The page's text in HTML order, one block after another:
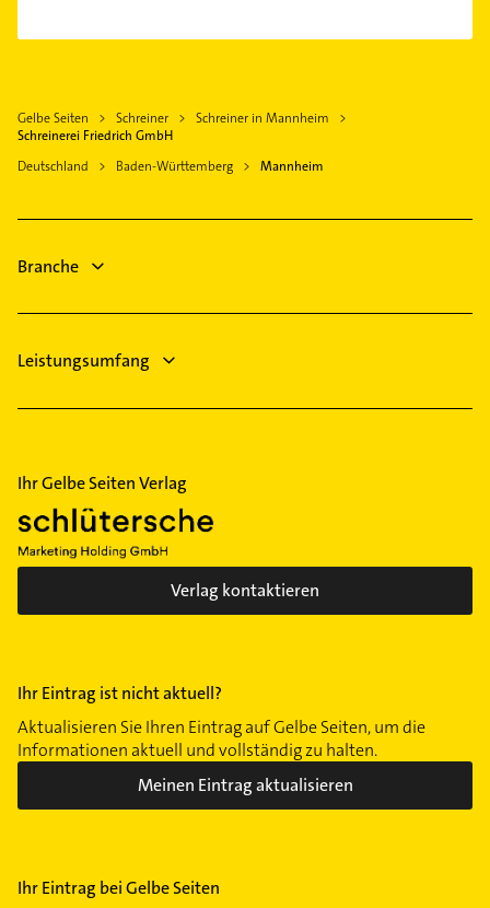
Schwetzingerstadt
Maxdorf
Lackiererei
Maler
Physikalische Therapie
Phoniatrie
Logopädie
Immobilienmakler
Physiotherapie
Krankengymnastik
Gelbe Seiten Schreiner
Schreiner in Mannheim
Schreinerei Friedrich GmbH
Deutschland
Baden-Württemberg Mannheim
Branche
Leistungsumfang
Ihr Gelbe Seiten Verlag
Verlag kontaktieren
Ihr Eintrag ist nicht aktuell?
Aktualisieren Sie Ihren Eintrag auf Gelbe Seiten, um die
Informationen aktuell und vollständig zu halten.
Meinen Eintrag aktualisieren
Ihr Eintrag bei Gelbe Seiten